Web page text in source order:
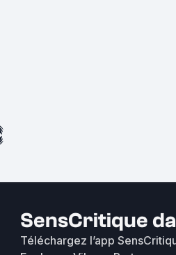
SensCritique
Téléchargez l’app